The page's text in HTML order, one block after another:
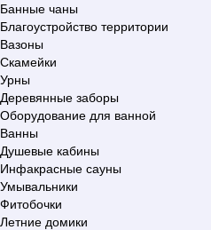
Банные чаны
Благоустройство территории
Вазоны
Скамейки
Урны
Деревянные заборы
Оборудование для ванной
Ванны
Душевые кабины
Инфакрасные сауны
Умывальники
Фитобочки
Летние домики